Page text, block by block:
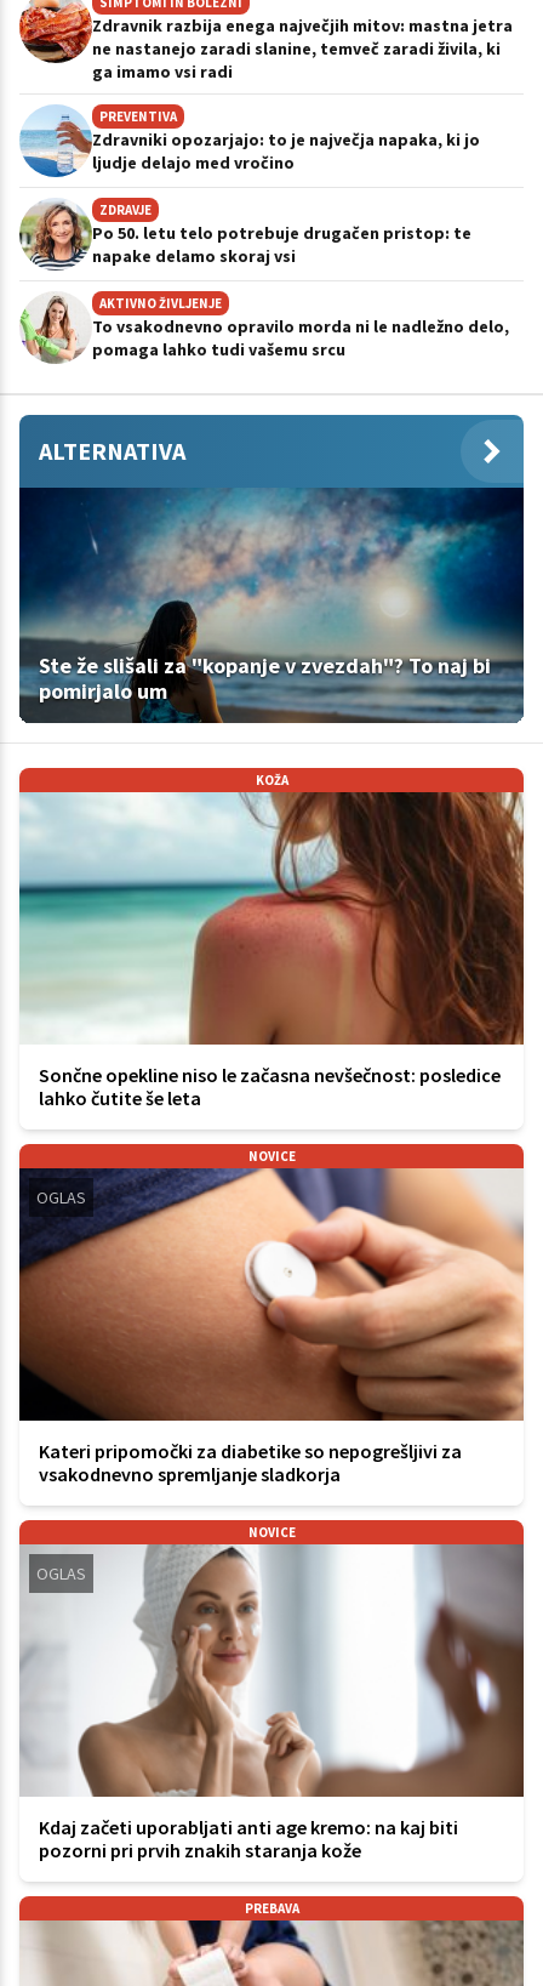
Zdravnik razbija enega največjih mitov: mastna jetra
ne nastanejo zaradi slanine, temveč zaradi živila, ki
ga imamo vsi radi
PREVENTIVA
Zdravniki opozarjajo: to je največja napaka, ki jo
ljudje delajo med vročino
ZDRAVJE
Po 50. letu telo potrebuje drugačen pristop: te
napake delamo skoraj vsi
AKTIVNO ŽIVLJENJE
To vsakodnevno opravilo morda ni le nadležno delo,
pomaga lahko tudi vašemu srcu
ALTERNATIVA
Ste že slišali za "kopanje v zvezdah"? To naj bi
pomirjalo um
KOŽA
Sončne opekline niso le začasna nevšečnost: posledice
lahko čutite še leta
NOVICE
OGLAS
Kateri pripomočki za diabetike so nepogrešljivi za
vsakodnevno spremljanje sladkorja
NOVICE
OGLAS
Kdaj začeti uporabljati anti age kremo: na kaj biti
pozorni pri prvih znakih staranja kože
PREBAVA